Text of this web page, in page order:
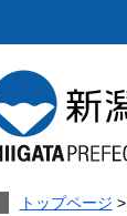
トップページ >